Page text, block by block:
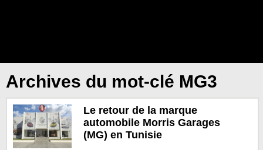
Archives du mot-clé MG3
Le retour de la marque
automobile Morris Garages
(MG) en Tunisie